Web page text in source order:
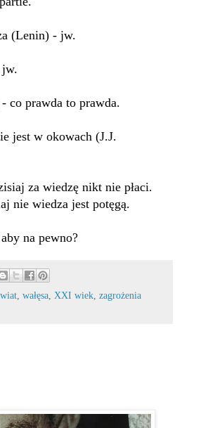
(Lenin) - jw.
jw.
co prawda to prawda.
jest w okowach (J.J.
za wiedzę nikt nie płaci.
nie wiedza jest potęgą.
na pewno?
, wałęsa, XXI wiek, zagrożenia